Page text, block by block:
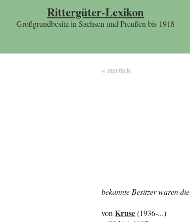
Rittergüter-Lexikon
Großgrundbesitz in Sachsen und Preußen bis 1918
« zurück
bekannte Besitzer waren die
vonKruse(1936-...)